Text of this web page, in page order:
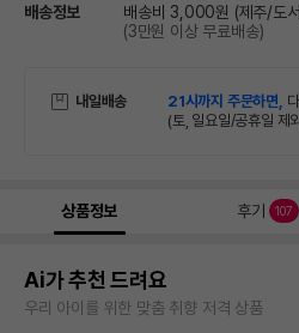
배송정보 배송비 3,000원 (제주/도
(3만원 이상 무료배송)
내일배송 21시까지 주문하면,
(토, 일요일/공휴일 제
상품정보 후기 107
Ai가 추천 드려요
우리 아이를 위한 맞춤 취향 저격 상품